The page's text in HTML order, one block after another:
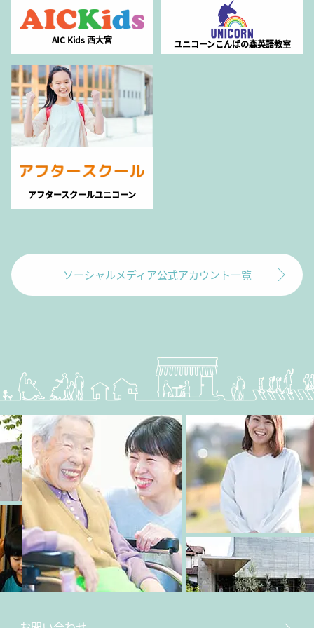
AIC Kids 西大宮 ユニコーンこんばの森英語教室
アフタースクールユニコーン
ソーシャルメディア公式アカウント一覧